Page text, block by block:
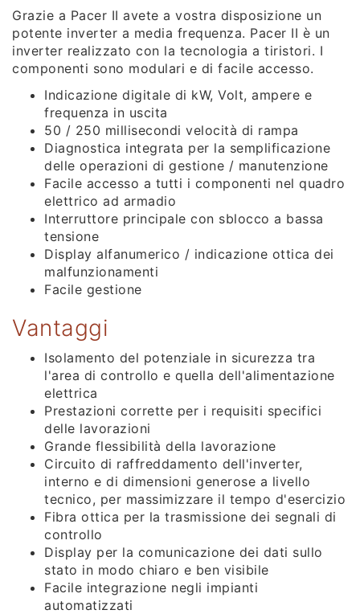
Grazie a Pacer II avete a vostra disposizione un
potente inverter a media frequenza. Pacer II è un
inverter realizzato con la tecnologia a tiristori. I
componenti sono modulari e di facile accesso.
Indicazione digitale di kW, Volt, ampere e
frequenza in uscita
50 / 250 millisecondi velocità di rampa
Diagnostica integrata per la semplificazione
delle operazioni di gestione / manutenzione
Facile accesso a tutti i componenti nel quadro
elettrico ad armadio
Interruttore principale con sblocco a bassa
tensione
Display alfanumerico / indicazione ottica dei
malfunzionamenti
Facile gestione
Vantaggi
Isolamento del potenziale in sicurezza tra
l'area di controllo e quella dell'alimentazione
elettrica
Prestazioni corrette per i requisiti specifici
delle lavorazioni
Grande flessibilità della lavorazione
Circuito di raffreddamento dell'inverter,
interno e di dimensioni generose a livello
tecnico, per massimizzare il tempo d'esercizio
Fibra ottica per la trasmissione dei segnali di
controllo
Display per la comunicazione dei dati sullo
stato in modo chiaro e ben visibile
Facile integrazione negli impianti
automatizzati